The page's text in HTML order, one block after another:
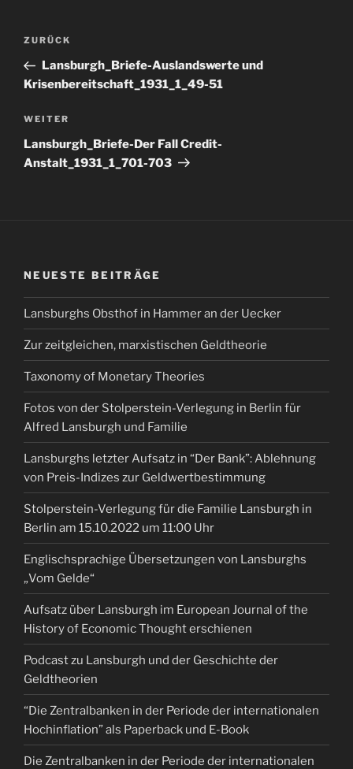
Beitragsnavigation
Vorheriger
Beitrag
ZURÜCK
Lansburgh_Briefe-Auslandswerte und
Krisenbereitschaft_1931_1_49-51
Nächster
Beitrag
WEITER
Lansburgh_Briefe-Der Fall Credit-
Anstalt_1931_1_701-703
NEUESTE BEITRÄGE
Lansburghs Obsthof in Hammer an der Uecker
Zur zeitgleichen, marxistischen Geldtheorie
Taxonomy of Monetary Theories
Fotos von der Stolperstein-Verlegung in Berlin für
Alfred Lansburgh und Familie
Lansburghs letzter Aufsatz in “Der Bank”: Ablehnung
von Preis-Indizes zur Geldwertbestimmung
Stolperstein-Verlegung für die Familie Lansburgh in
Berlin am 15.10.2022 um 11:00 Uhr
Englischsprachige Übersetzungen von Lansburghs
„Vom Gelde“
Aufsatz über Lansburgh im European Journal of the
History of Economic Thought erschienen
Podcast zu Lansburgh und der Geschichte der
Geldtheorien
“Die Zentralbanken in der Periode der internationalen
Hochinflation” als Paperback und E-Book
Die Zentralbanken in der Periode der internationalen